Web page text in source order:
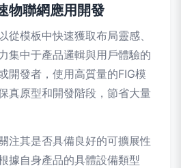
物聯網應用開發
從模板中快速獲取布局靈感、
集中于產品邏輯與用戶體驗的
開發者，使用高質量的FIG模
真原型和開發階段，節省大量
注其是否具備良好的可擴展性
據自身產品的具體設備類型